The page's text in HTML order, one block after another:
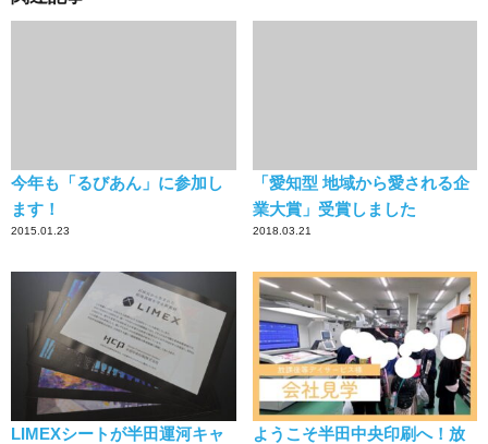
今年も「るびあん」に参加し
ます！
2015.01.23
「愛知型 地域から愛される企
業大賞」受賞しました
2018.03.21
LIMEXシートが半田運河キャ
ようこそ半田中央印刷へ！放